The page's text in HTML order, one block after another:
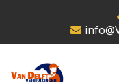
content